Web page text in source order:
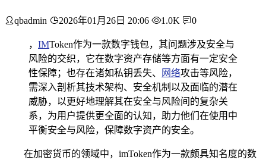
qbadmin 2026年01月26日 20:06 1.0K 0
， IMToken作为一款数字钱包，其问题涉及安全与
风险的交织，它在数字资产存储等方面有一定安全
性保障；也存在诸如私钥丢失、
网络攻击等风险，
需深入剖析其技术架构、安全机制以及面临的潜在
威胁，以更好地理解其在安全与风险间的复杂关
系，为用户提供更全面的认知，助力他们在使用中
平衡安全与风险，保障数字资产的安全。
在加密货币的领域中，imToken作为一款颇具知名度的数